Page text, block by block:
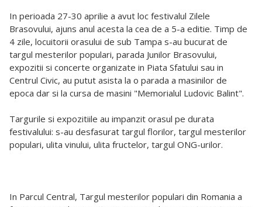
In perioada 27-30 aprilie a avut loc festivalul Zilele
Brasovului, ajuns anul acesta la cea de a 5-a editie. Timp de
4 zile, locuitorii orasului de sub Tampa s-au bucurat de
targul mesterilor populari, parada Junilor Brasovului,
expozitii si concerte organizate in Piata Sfatului sau in
Centrul Civic, au putut asista la o parada a masinilor de
epoca dar si la cursa de masini "Memorialul Ludovic Balint".
Targurile si expozitiile au impanzit orasul pe durata
festivalului: s-au desfasurat targul florilor, targul mesterilor
populari, ulita vinului, ulita fructelor, targul ONG-urilor.
In Parcul Central, Targul mesterilor populari din Romania a